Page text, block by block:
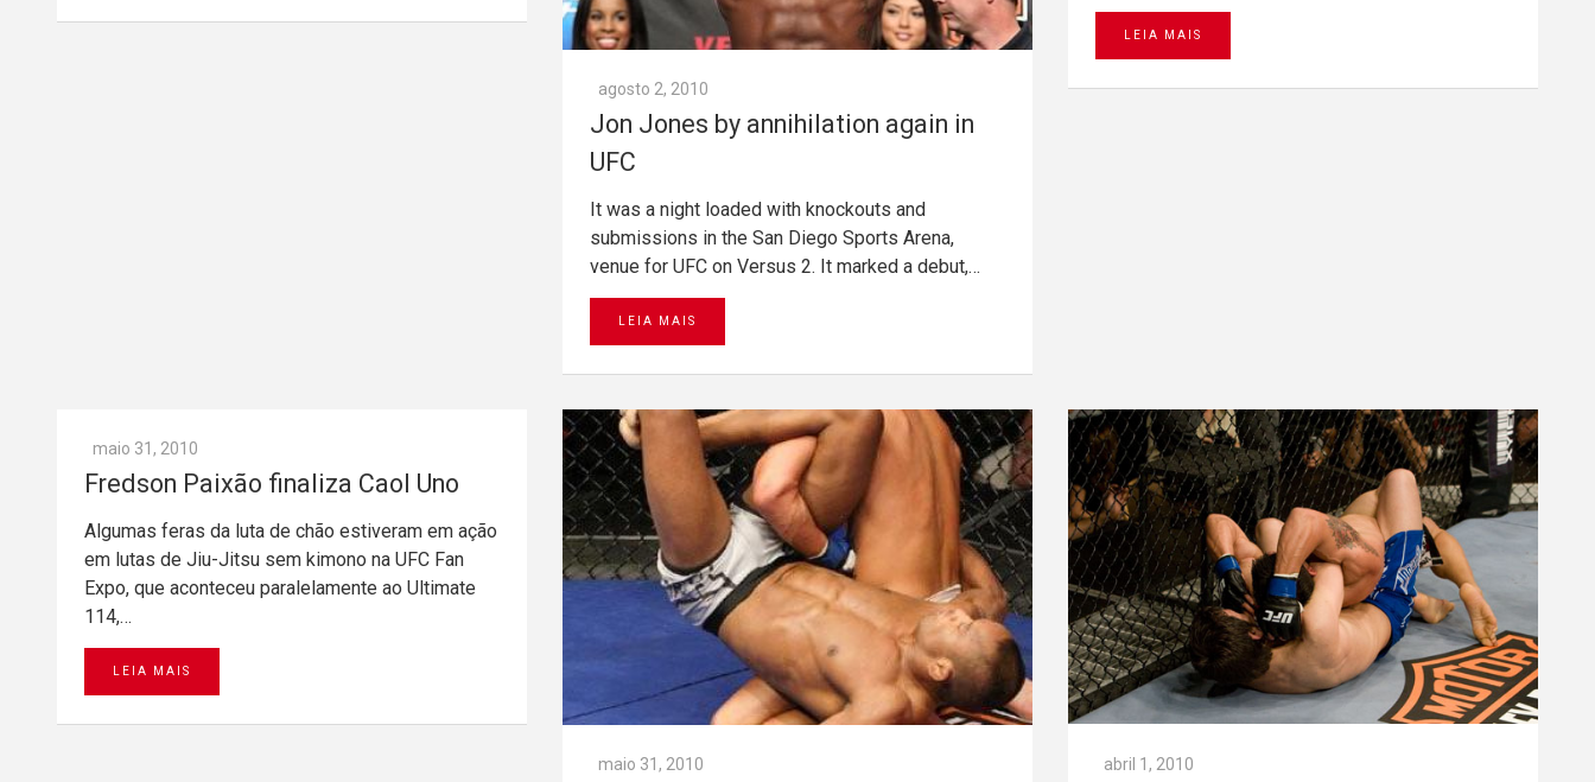
agosto 2, 2010
Jon Jones by annihilation again in
UFC
It was a night loaded with knockouts and
submissions in the San Diego Sports Arena,
venue for UFC on Versus 2. It marked a debut,…
LEIA MAIS
LEIA MAIS
maio 31, 2010
Fredson Paixão finaliza Caol Uno
Algumas feras da luta de chão estiveram em ação
em lutas de Jiu-Jitsu sem kimono na UFC Fan
Expo, que aconteceu paralelamente ao Ultimate
114,…
LEIA MAIS
maio 31, 2010 abril 1, 2010